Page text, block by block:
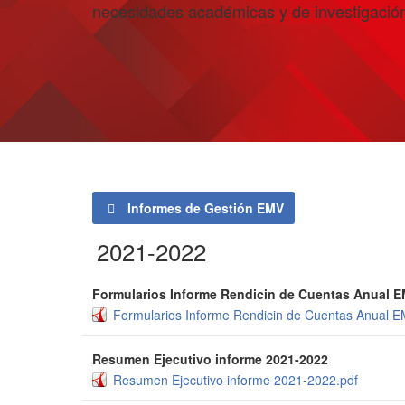
necesidades académicas y de
Informes de Gestión EMV
2021-2022
Formularios Informe Rendicin de Cuentas Anual
Formularios Informe Rendicin de Cuentas Anual
Resumen Ejecutivo informe 2021-2022
Resumen Ejecutivo informe 2021-2022.pdf